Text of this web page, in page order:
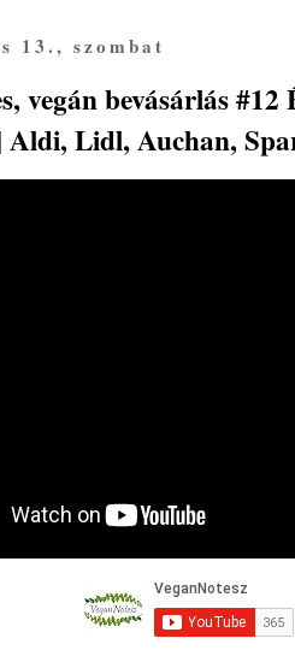
13., szombat
vegán bevásárlás #12
Aldi, Lidl, Auchan,